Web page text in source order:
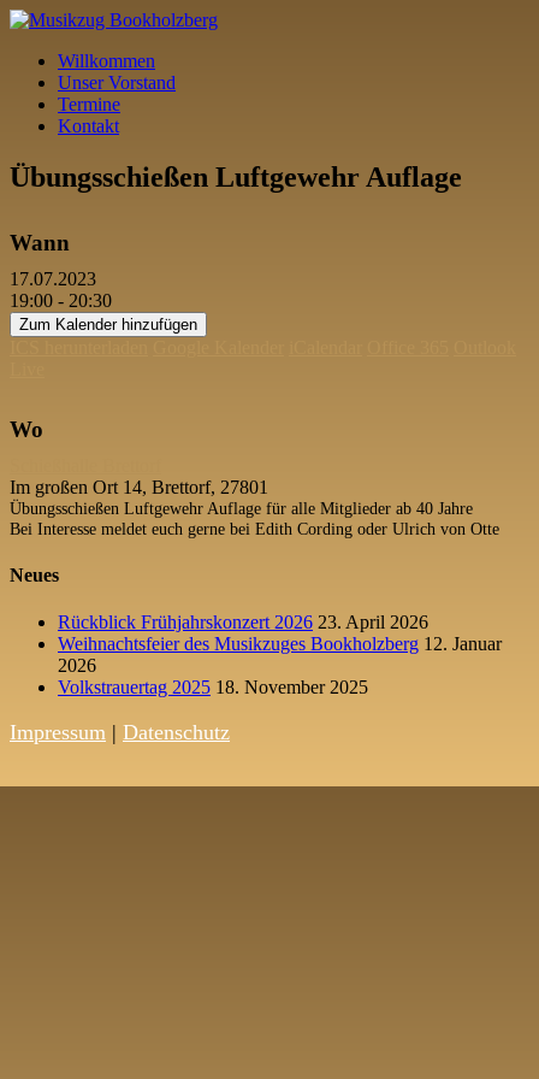
Willkommen
Unser Vorstand
Termine
Kontakt
Übungsschießen Luftgewehr Auflage
Wann
17.07.2023
19:00 - 20:30
Zum Kalender hinzufügen
Wo
Im großen Ort 14, Brettorf, 27801
Übungsschießen Luftgewehr Auflage für alle Mitglieder ab 40 Jahre
Bei Interesse meldet euch gerne bei Edith Cording oder Ulrich von Otte
Neues
Rückblick Frühjahrskonzert 2026 23. April 2026
Weihnachtsfeier des Musikzuges Bookholzberg 12. Januar
2026
Volkstrauertag 2025 18. November 2025
Impressum | Datenschutz